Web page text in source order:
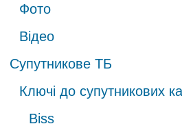
Фото
Відео
Супутникове ТБ
Ключі до супутникових
Biss